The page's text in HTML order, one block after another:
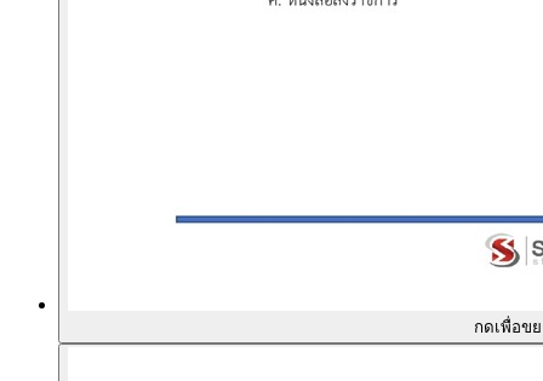
กดเพื่อข